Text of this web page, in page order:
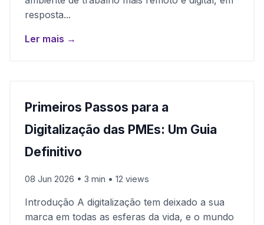
resposta...
Ler mais →
Primeiros Passos para a
Digitalização das PMEs: Um Guia
Definitivo
08 Jun 2026 • 3 min • 12 views
Introdução A digitalização tem deixado a sua
marca em todas as esferas da vida, e o mundo